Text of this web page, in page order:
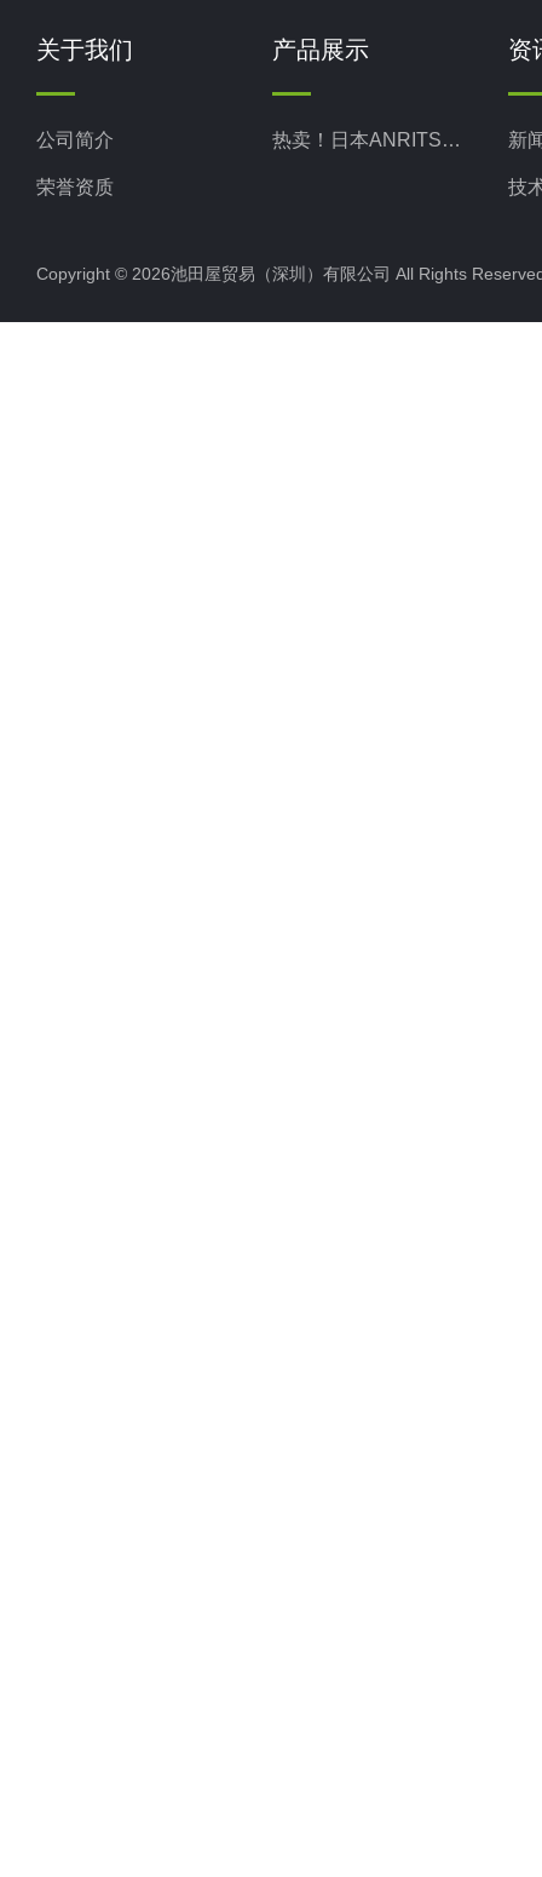
关于我们
公司简介
荣誉资质
产品展示
热卖！日本ANRITSU安立计器
资
新
技
Copyright © 2026池田屋贸易（深圳）有限公司 All Rights